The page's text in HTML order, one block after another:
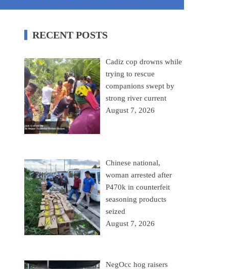
RECENT POSTS
Cadiz cop drowns while
trying to rescue
companions swept by
strong river current
August 7, 2026
Chinese national,
woman arrested after
P470k in counterfeit
seasoning products
seized
August 7, 2026
NegOcc hog raisers